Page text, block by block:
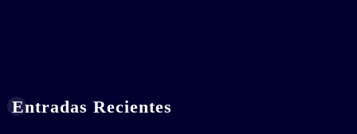
Entradas Recientes